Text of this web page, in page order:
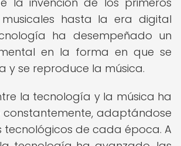
musicales hasta la era digital
ha desempeñado un
en la forma en que se
y se reproduce la música.
la tecnología y la música ha
constantemente, adaptándose
tecnológicos de cada época. A